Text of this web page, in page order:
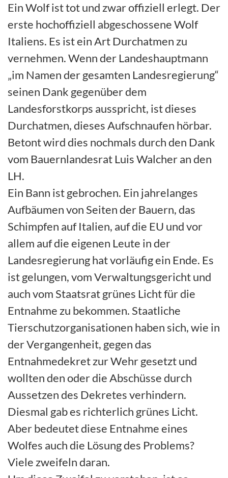
Ein Wolf ist tot und zwar offiziell erlegt. Der
erste hochoffiziell abgeschossene Wolf
Italiens. Es ist ein Art Durchatmen zu
vernehmen. Wenn der Landeshauptmann
„im Namen der gesamten Landesregierung“
seinen Dank gegenüber dem
Landesforstkorps ausspricht, ist dieses
Durchatmen, dieses Aufschnaufen hörbar.
Betont wird dies nochmals durch den Dank
vom Bauernlandesrat Luis Walcher an den
LH.
Ein Bann ist gebrochen. Ein jahrelanges
Aufbäumen von Seiten der Bauern, das
Schimpfen auf Italien, auf die EU und vor
allem auf die eigenen Leute in der
Landesregierung hat vorläufig ein Ende. Es
ist gelungen, vom Verwaltungsgericht und
auch vom Staatsrat grünes Licht für die
Entnahme zu bekommen. Staatliche
Tierschutzorganisationen haben sich, wie in
der Vergangenheit, gegen das
Entnahmedekret zur Wehr gesetzt und
wollten den oder die Abschüsse durch
Aussetzen des Dekretes verhindern.
Diesmal gab es richterlich grünes Licht.
Aber bedeutet diese Entnahme eines
Wolfes auch die Lösung des Problems?
Viele zweifeln daran.